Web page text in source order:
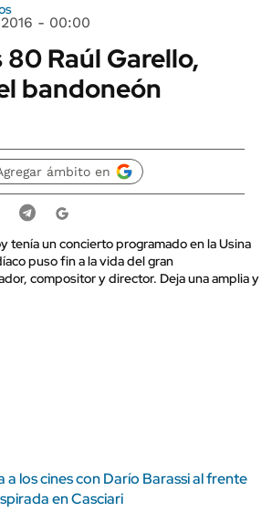
- 00:00
Raúl Garello,
bandoneón
ámbito en
tenía un concierto programado en la Usina
puso fin a la vida del gran
compositor y director. Deja una amplia y
a los cines con Darío Barassi al frente
en Casciari